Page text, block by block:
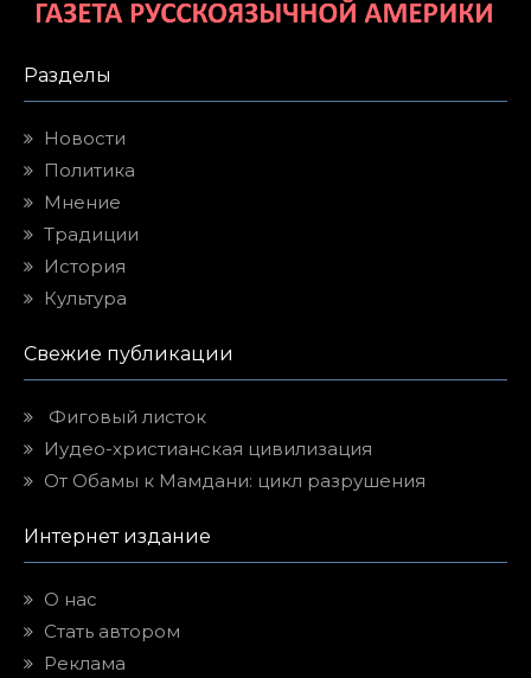
Разделы
Новости
Политика
Мнение
Традиции
История
Культура
Свежие публикации
Фиговый листок
Иудео-христианская цивилизация
От Обамы к Мамдани: цикл разрушения
Интернет издание
О нас
Стать автором
Реклама